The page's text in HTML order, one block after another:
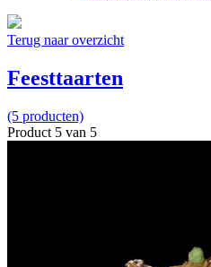
Terug naar overzicht
Feesttaarten
(5 producten)
Product 5 van 5